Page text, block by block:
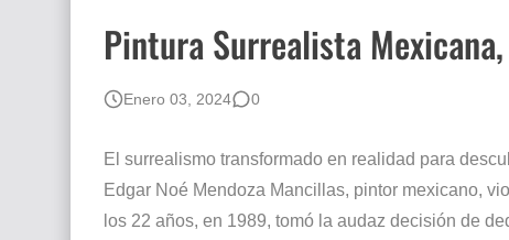
Rostros Bellos, La Perfección del Dibujo A Lápiz,
Fotos Artísticas de las Actrices de Hollywood
El mundo del arte en pintura surrealista
Pintura Surrealista
Enero 03, 2024 0
El surrealismo transformado en realidad para
Edgar Noé Mendoza Mancillas, pintor mexicano,
los 22 años, en 1989, tomó la audaz decisión de